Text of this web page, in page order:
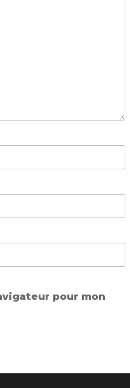
pour mon